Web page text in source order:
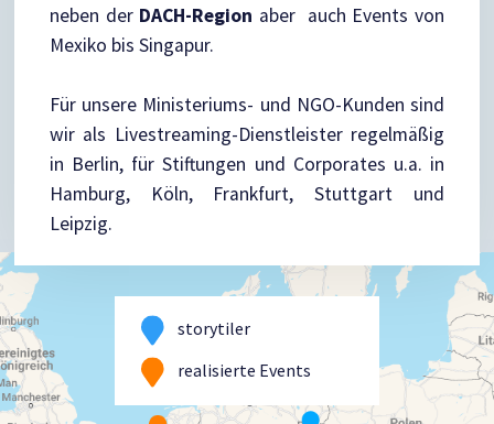
neben der DACH-Region aber auch Events von
Mexiko bis Singapur.
Für unsere Ministeriums- und NGO-Kunden sind
wir als Livestreaming-Dienstleister regelmäßig
in Berlin, für Stiftungen und Corporates u.a. in
Hamburg, Köln, Frankfurt, Stuttgart und
Leipzig.
storytiler
realisierte Events